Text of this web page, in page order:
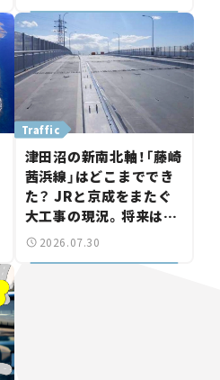
路計画】
Traffic
津田沼の新南北軸！「藤崎
茜浜線」はどこまででき
た？ JRと京成をまたぐ
大工事の現況。将来は
「習志野～鎌ケ谷」を最短
2026.07.30